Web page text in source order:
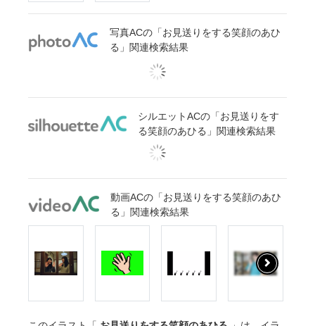
写真ACの「お見送りをする笑顔のあひ
る」関連検索結果
シルエットACの「お見送りをす
る笑顔のあひる」関連検索結果
動画ACの「お見送りをする笑顔のあひ
る」関連検索結果